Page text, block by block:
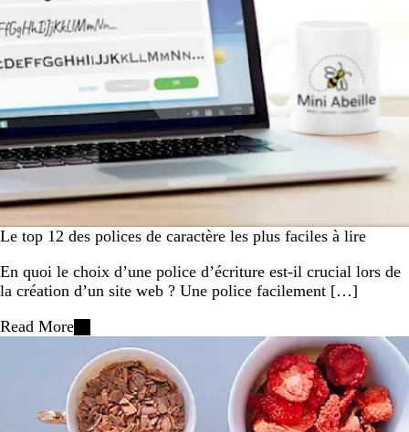
Le top 12 des polices de caractère les plus faciles à lire
En quoi le choix d’une police d’écriture est-il crucial lors de
la création d’un site web ? Une police facilement […]
Read More